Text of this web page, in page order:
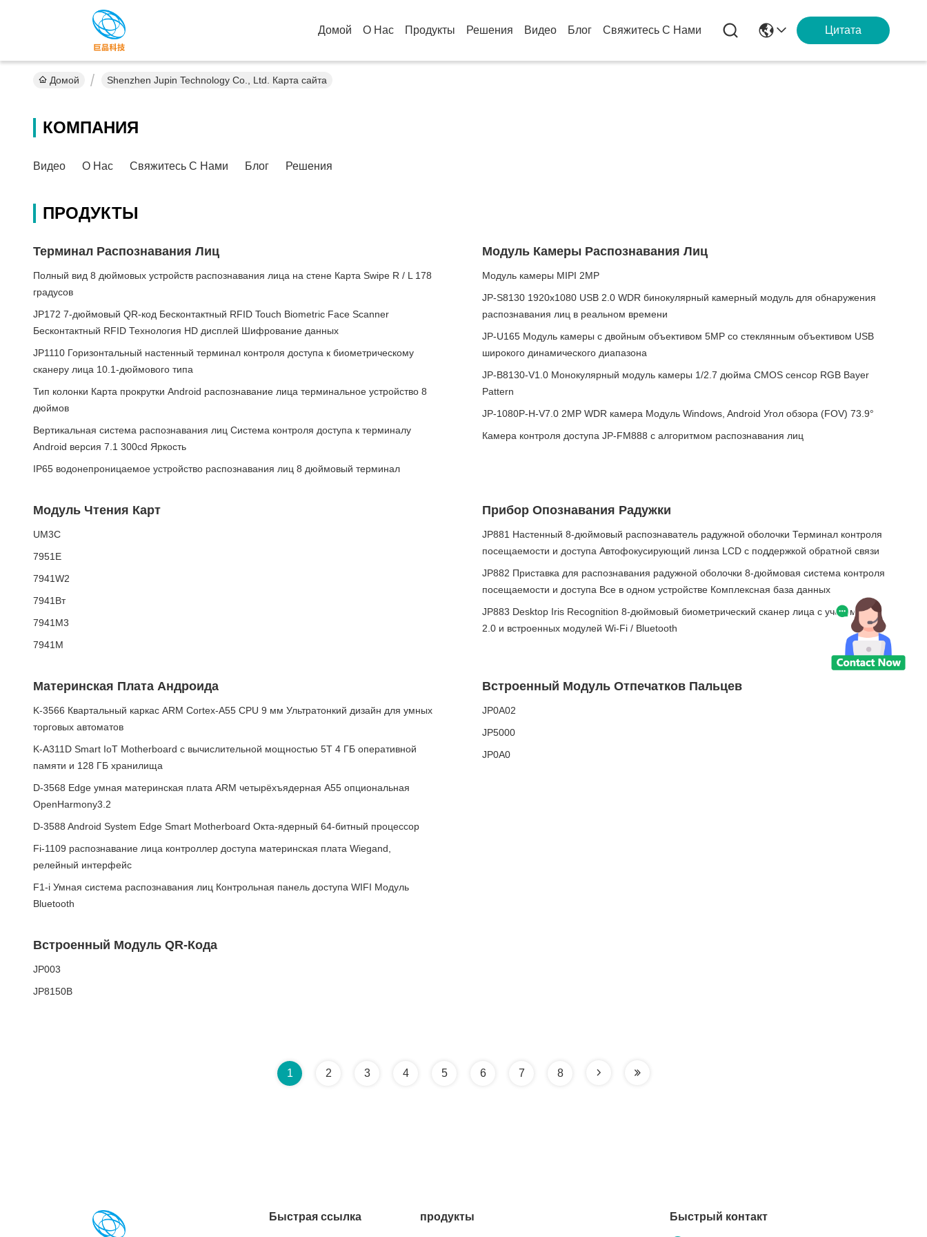
Домой О Нас Продукты Решения Видео Блог Свяжитесь С Нами Цитата
Домой Shenzhen Jupin Technology Co., Ltd. Карта сайта
КОМПАНИЯ
Видео О Нас Свяжитесь С Нами Блог Решения
ПРОДУКТЫ
Терминал Распознавания Лиц
Полный вид 8 дюймовых устройств распознавания лица на стене Карта Swipe R / L 178
градусов
JP172 7-дюймовый QR-код Бесконтактный RFID Touch Biometric Face Scanner
Бесконтактный RFID Технология HD дисплей Шифрование данных
JP1110 Горизонтальный настенный терминал контроля доступа к биометрическому
сканеру лица 10.1-дюймового типа
Тип колонки Карта прокрутки Android распознавание лица терминальное устройство 8
дюймов
Вертикальная система распознавания лиц Система контроля доступа к терминалу
Android версия 7.1 300cd Яркость
IP65 водонепроницаемое устройство распознавания лиц 8 дюймовый терминал
Модуль Камеры Распознавания Лиц
Модуль камеры MIPI 2MP
JP-S8130 1920x1080 USB 2.0 WDR бинокулярный камерный модуль для обнаружения
распознавания лиц в реальном времени
JP-U165 Модуль камеры с двойным объективом 5MP со стеклянным объективом USB
широкого динамического диапазона
JP-B8130-V1.0 Монокулярный модуль камеры 1/2.7 дюйма CMOS сенсор RGB Bayer
Pattern
JP-1080P-H-V7.0 2MP WDR камера Модуль Windows, Android Угол обзора (FOV) 73.9°
Камера контроля доступа JP-FM888 с алгоритмом распознавания лиц
Модуль Чтения Карт
UM3C
7951E
7941W2
7941Вт
7941М3
7941М
Прибор Опознавания Радужки
JP881 Настенный 8-дюймовый распознаватель радужной оболочки Терминал контроля
посещаемости и доступа Автофокусирующий линза LCD с поддержкой обратной связи
JP882 Приставка для распознавания радужной оболочки 8-дюймовая система контроля
посещаемости и доступа Все в одном устройстве Комплексная база данных
JP883 Desktop Iris Recognition 8-дюймовый биометрический сканер лица с учетом USB
2.0 и встроенных модулей Wi-Fi / Bluetooth
Материнская Плата Андроида
K-3566 Квартальный каркас ARM Cortex-A55 CPU 9 мм Ультратонкий дизайн для умных
торговых автоматов
K-A311D Smart IoT Motherboard с вычислительной мощностью 5T 4 ГБ оперативной
памяти и 128 ГБ хранилища
D-3568 Edge умная материнская плата ARM четырёхъядерная A55 опциональная
OpenHarmony3.2
D-3588 Android System Edge Smart Motherboard Окта-ядерный 64-битный процессор
Fi-1109 распознавание лица контроллер доступа материнская плата Wiegand,
релейный интерфейс
F1-i Умная система распознавания лиц Контрольная панель доступа WIFI Модуль
Bluetooth
Встроенный Модуль Отпечатков Пальцев
JP0A02
JP5000
JP0A0
Встроенный Модуль QR-Кода
JP003
JP8150B
1 2 3 4 5 6 7 8
Быстрая ссылка продукты Быстрый контакт